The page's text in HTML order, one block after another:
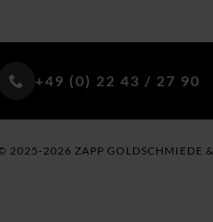
+49 (0) 22 43 / 27 90
2025-2026 ZAPP GOLDSCHMIEDE